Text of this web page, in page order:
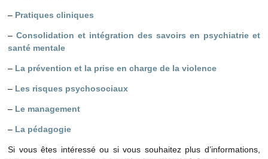
– Pratiques cliniques
–Consolidation et intégration des savoirs en psychiatrie et
santé mentale
– La prévention et la prise en charge de la violence
– Les risques psychosociaux
– Le management
– La pédagogie
Si vous êtes intéressé ou si vous souhaitez plus d’informations,